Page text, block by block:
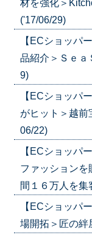
材を強化＞
('17/06/29)
【ECショッパ
品紹介＞Ｓｅａ
9)
【ECショッパ
がヒット＞越前
06/22)
【ECショッパ
ファッション
間１６万人を集
【ECショッパ
場開拓＞匠の絆